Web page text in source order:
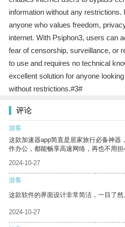
information without any restrictions.
anyone who values freedom,
internet. With Psiphon3, users can
fear of censorship, surveillance, or
to use and requires no technical
excellent solution for anyone
without restrictions.#3#
评论
游客
这款加速器app简直是居家旅行必备神器
作办公，都能畅享高速网络，再也不用担
2024-10-27
游客
这款软件的界面设计非常简洁，一目了然
2024-10-27